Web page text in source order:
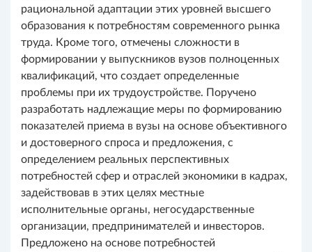
рациональной адаптации этих уровней высшего
образования к потребностям современного рынка
труда. Кроме того, отмечены сложности в
формировании у выпускников вузов полноценных
квалификаций, что создает определенные
проблемы при их трудоустройстве. Поручено
разработать надлежащие меры по формированию
показателей приема в вузы на основе объективного
и достоверного спроса и предложения, с
определением реальных перспективных
потребностей сфер и отраслей экономики в кадрах,
задействовав в этих целях местные
исполнительные органы, негосударственные
организации, предпринимателей и инвесторов.
Предложено на основе потребностей